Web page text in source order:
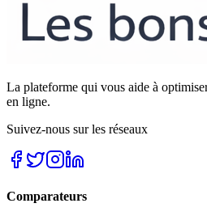
La plateforme qui vous aide à
en ligne.
Suivez-nous sur les réseaux
Comparateurs